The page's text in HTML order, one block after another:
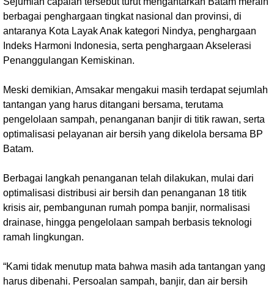
berbagai penghargaan tingkat nasional dan provinsi, di
antaranya Kota Layak Anak kategori Nindya, penghargaan
Indeks Harmoni Indonesia, serta penghargaan Akselerasi
Penanggulangan Kemiskinan.
Meski demikian, Amsakar mengakui masih terdapat sejumlah
tantangan yang harus ditangani bersama, terutama
pengelolaan sampah, penanganan banjir di titik rawan, serta
optimalisasi pelayanan air bersih yang dikelola bersama BP
Batam.
Berbagai langkah penanganan telah dilakukan, mulai dari
optimalisasi distribusi air bersih dan penanganan 18 titik
krisis air, pembangunan rumah pompa banjir, normalisasi
drainase, hingga pengelolaan sampah berbasis teknologi
ramah lingkungan.
“Kami tidak menutup mata bahwa masih ada tantangan yang
harus dibenahi. Persoalan sampah, banjir, dan air bersih